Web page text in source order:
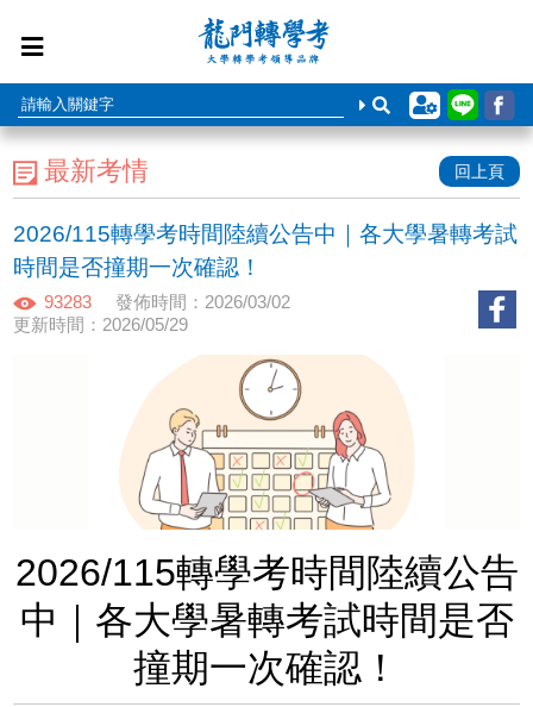
最新考情 回上頁
2026/115轉學考時間陸續公告中｜各大學暑轉考試
時間是否撞期一次確認！
93283
發佈時間：2026/03/02
更新時間：2026/05/29
2026/115轉學考時間陸續公告
中｜各大學暑轉考試時間是否
撞期一次確認！